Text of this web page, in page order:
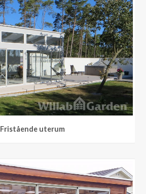
Fristående uterum
Fristående uterum